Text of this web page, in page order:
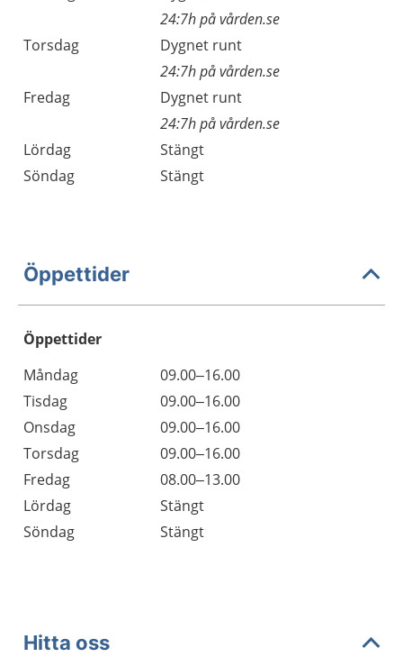
24:7h på vården.se
Torsdag
Dygnet runt
24:7h på vården.se
Fredag
Dygnet runt
24:7h på vården.se
Lördag
Stängt
Söndag
Stängt
Öppettider
Öppettider
Dag
Öppettider
Kommentarer
Måndag
09.00–16.00
Tisdag
09.00–16.00
Onsdag
09.00–16.00
Torsdag
09.00–16.00
Fredag
08.00–13.00
Lördag
Stängt
Söndag
Stängt
Hitta oss